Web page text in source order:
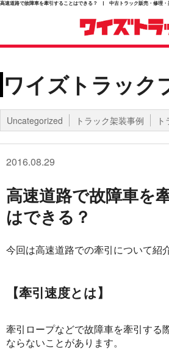
高速道路で故障車を牽引することはできる？ | 中古トラック販売・修理
ワイズトラック
Uncategorized トラック架装事例
2016.08.29
高速道路で故障車を
はできる？
今回は高速道路での牽引について紹
【牽引速度とは】
牽引ロープなどで故障車を牽引する
ならないことがあります。